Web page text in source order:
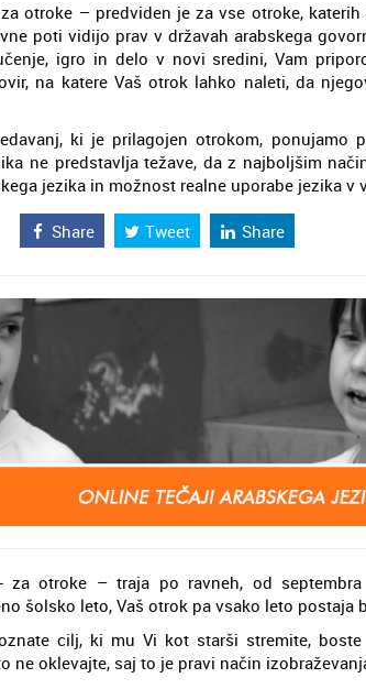
otroke – predviden je za vse otroke,
poti vidijo prav v državah arabskega
igro in delo v novi sredini, Vam
na katere Vaš otrok lahko naleti, da
ki je prilagojen otrokom, ponujamo
ne predstavlja težave, da z najboljšim
jezika in možnost realne uporabe jezika v
Share Tweet Share
za otroke – traja po ravneh, od
šolsko leto, Vaš otrok pa vsako leto postaja
cilj, ki mu Vi kot starši stremite,
ne oklevajte, saj to je pravi način